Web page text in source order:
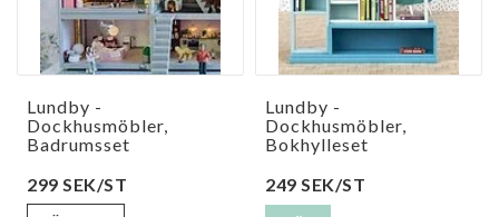
Lundby -
Dockhusmöbler,
Badrumsset
299 SEK/ST
Lundby -
Dockhusmöbler,
Bokhylleset
249 SEK/ST